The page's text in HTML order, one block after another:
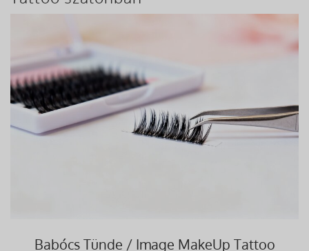
Babócs Tünde / Image MakeUp Tattoo